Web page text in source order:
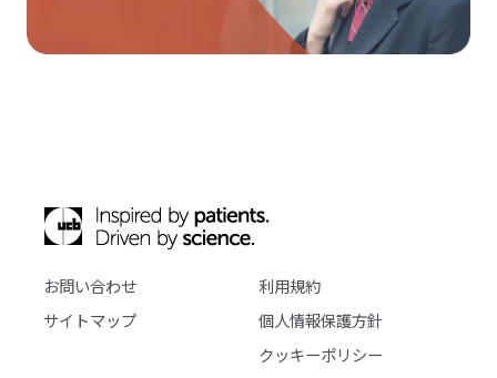
お問い合わせ
サイトマップ
利用規約
個人情報保護方針
クッキーポリシー